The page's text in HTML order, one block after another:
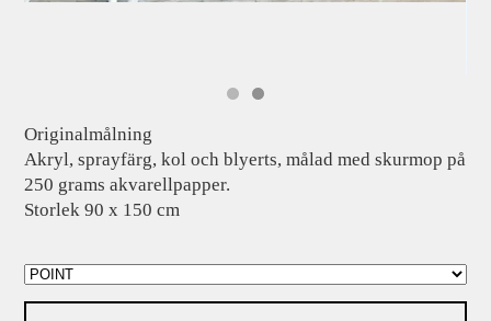
Originalmålning
Akryl, sprayfärg, kol och blyerts, målad med skurmop på
250 grams akvarellpapper.
Storlek 90 x 150 cm